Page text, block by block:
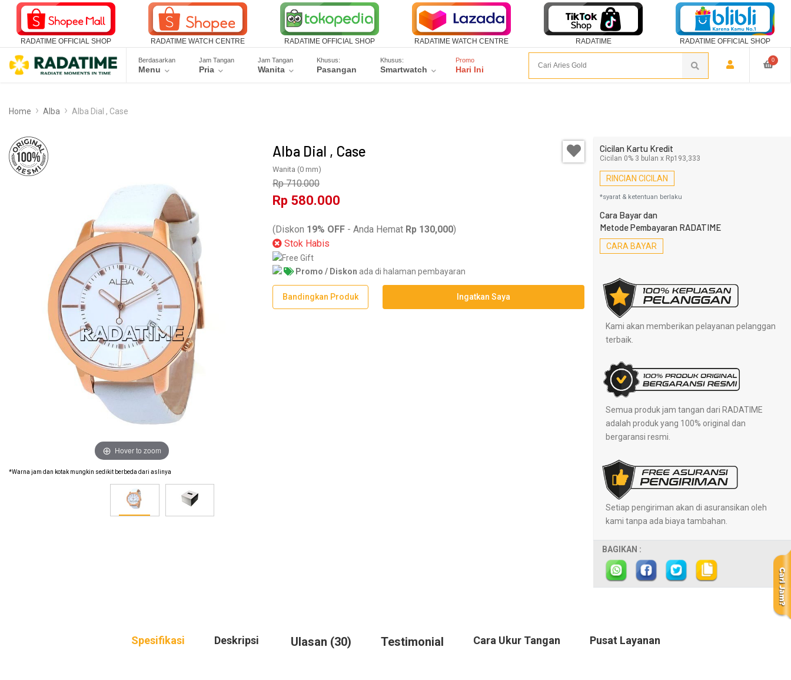
RADATIME OFFICIAL SHOP RADATIME WATCH CENTRE RADATIME OFFICIAL SHOP RADATIME WATCH CENTRE RADATIME RADATIME OFFICIAL SHOP
Berdasarkan
Menu
Jam Tangan
Pria
Jam Tangan
Wanita
Khusus:
Pasangan
Khusus:
Smartwatch
Promo
Hari Ini
0
Home Alba Alba Dial , Case
Hover to zoom
*Warna jam dan kotak mungkin sedikit berbeda dari aslinya
Alba Dial , Case
Wanita (0 mm)
Rp 710.000
Rp 580.000
(Diskon 19% OFF - Anda Hemat Rp 130,000)
Stok Habis
Promo / Diskon ada di halaman pembayaran
Bandingkan Produk Ingatkan Saya
Cicilan Kartu Kredit
Cicilan 0% 3 bulan x Rp193,333
RINCIAN CICILAN
*syarat & ketentuan berlaku
Cara Bayar dan
Metode Pembayaran RADATIME
CARA BAYAR
Kami akan memberikan pelayanan pelanggan
terbaik.
Semua produk jam tangan dari RADATIME
adalah produk yang 100% original dan
bergaransi resmi.
Setiap pengiriman akan di asuransikan oleh
kami tanpa ada biaya tambahan.
BAGIKAN :
Spesifikasi Deskripsi Ulasan (30) Testimonial Cara Ukur Tangan Pusat Layanan